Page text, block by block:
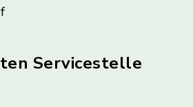
Servicestelle